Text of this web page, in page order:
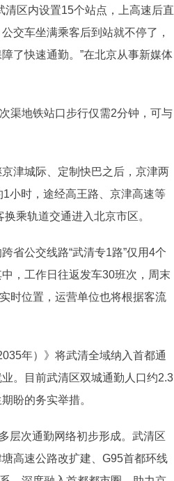
区内设置15个站点，上高速后直
交车坐满乘客后到站就不停了，
了快速通勤。”在北京从事新媒体
渠地铁站口步行仅需2分钟，可与
津城际、定制快巴之后，京津两
小时，途经高王路、京津高速等
乘轨道交通进入北京市区。
公交线路“武清专1路”仅用4个
，工作日往返发车30班次，周末
时位置，运营单位也将根据客流
年）》将武清全域纳入首都通
。目前武清区双城通勤人口约2.3
盼的务实举措。
次通勤网络初步形成。武清区
高速公路改扩建、G95首都环线